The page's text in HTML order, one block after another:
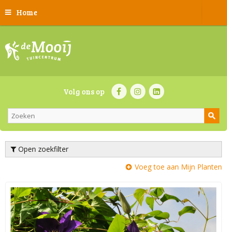
Home
Volg ons op
Open zoekfilter
Voeg toe aan Mijn Planten